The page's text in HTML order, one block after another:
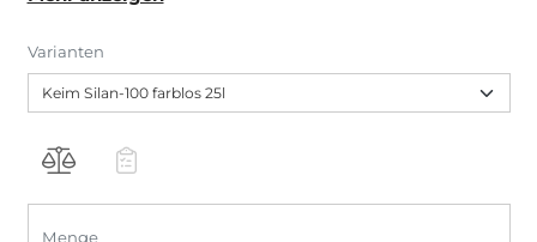
Frost- Tausalz- Belastung und zum Schutz der
sowie als Grundierung vor Anstrichen mit Concretal-
W bzw. Concretal-Lasur oder Concretal-C, als
Wetterbelastung.
Varianten
Menge